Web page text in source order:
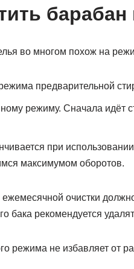
во многом похож на
предварительной
режиму. Сначала идёт
при
максимумом оборотов.
очистки
бака рекомендуется
режима не избавляет от